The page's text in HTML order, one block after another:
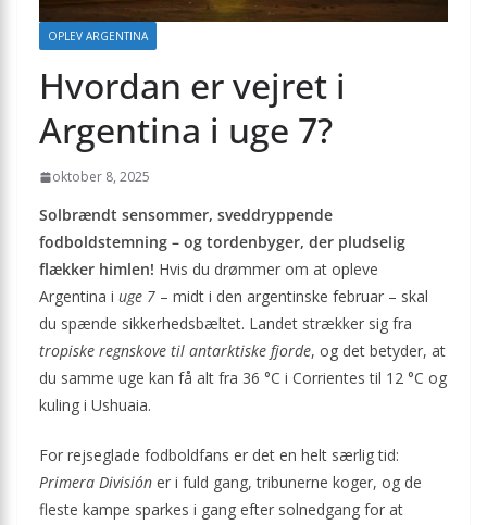
OPLEV ARGENTINA
Hvordan er vejret i
Argentina i uge 7?
oktober 8, 2025
Solbrændt sensommer, sveddryppende
fodboldstemning – og tordenbyger, der pludselig
flækker himlen! Hvis du drømmer om at opleve
Argentina i uge 7 – midt i den argentinske februar – skal
du spænde sikkerhedsbæltet. Landet strækker sig fra
tropiske regnskove til antarktiske fjorde, og det betyder, at
du samme uge kan få alt fra 36 °C i Corrientes til 12 °C og
kuling i Ushuaia.
For rejseglade fodboldfans er det en helt særlig tid:
Primera División er i fuld gang, tribunerne koger, og de
fleste kampe sparkes i gang efter solnedgang for at